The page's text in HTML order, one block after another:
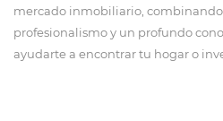
mercado inmobiliario, combinando
profesionalismo y un profundo
ayudarte a encontrar tu hogar o